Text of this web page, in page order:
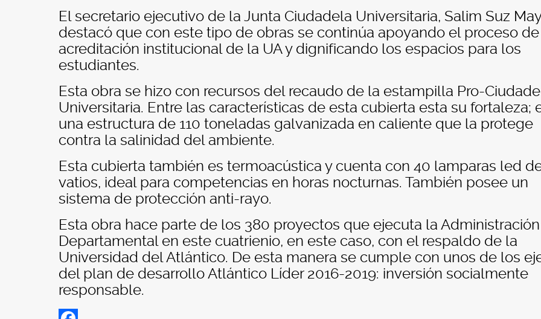
El secretario ejecutivo de la Junta Ciudadela Universitaria, Salim Suz
destacó que con este tipo de obras se continúa apoyando el proceso de
acreditación institucional de la UA y dignificando los espacios para los
estudiantes.
Esta obra se hizo con recursos del recaudo de la estampilla Pro-
Universitaria. Entre las características de esta cubierta esta su fortaleza;
una estructura de 110 toneladas galvanizada en caliente que la protege
contra la salinidad del ambiente.
Esta cubierta también es termoacústica y cuenta con 40 lamparas led
vatios, ideal para competencias en horas nocturnas. También posee un
sistema de protección anti-rayo.
Esta obra hace parte de los 380 proyectos que ejecuta la Administración
Departamental en este cuatrienio, en este caso, con el respaldo de la
Universidad del Atlántico. De esta manera se cumple con unos de los
del plan de desarrollo Atlántico Líder 2016-2019: inversión socialmente
responsable.